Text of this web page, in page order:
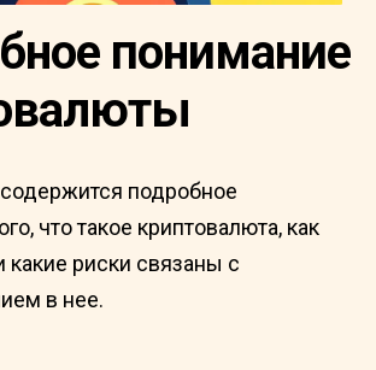
понимание
содержится подробное
что такое криптовалюта, как
какие риски связаны с
в нее.